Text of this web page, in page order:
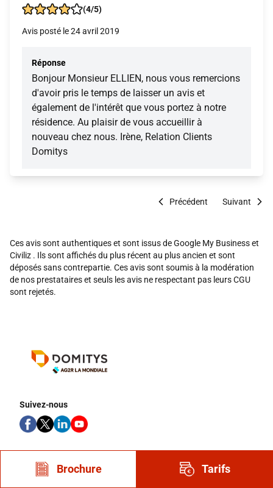
(4/5)
Avis posté le 24 avril 2019
Réponse
Bonjour Monsieur ELLIEN, nous vous remercions
d'avoir pris le temps de laisser un avis et
également de l'intérêt que vous portez à notre
résidence. Au plaisir de vous accueillir à
nouveau chez nous. Irène, Relation Clients
Domitys
Précédent Suivant
Ces avis sont authentiques et sont issus de Google My Business et
Civiliz . Ils sont affichés du plus récent au plus ancien et sont
déposés sans contrepartie. Ces avis sont soumis à la modération
de nos prestataires et seuls les avis ne respectant pas leurs CGU
sont rejetés.
Suivez-nous
Nous contacter
DOMITYS
Brochure Tarifs